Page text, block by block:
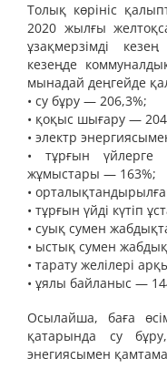
Толық көрініс
2020 жылғы
ұзақмерзімді
кезеңде
мынадай деңгейде
• су бұру — 206,3%;
• қоқыс шығару —
• электр
• тұрғын үйлерге
жұмыстары — 163%;
•
• тұрғын үйді күтіп
• суық сумен
• ыстық сумен
• тарату желілері
• ұялы байланыс —
Осылайша, баға
қатарында су
энегиясымен